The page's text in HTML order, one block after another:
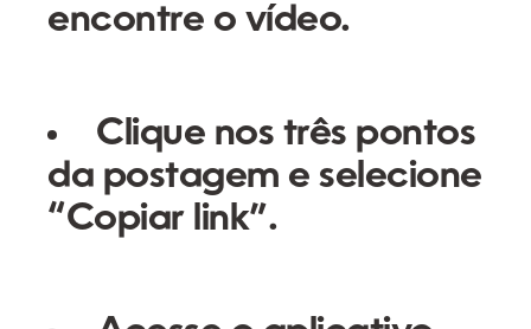
encontre o vídeo.
Clique nos três pontos
da postagem e selecione
“Copiar link”.